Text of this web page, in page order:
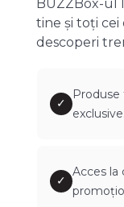
BUZZBox-
tine și toți cei
descoperi
✓
Produse
exclusive.
✓
Acces la